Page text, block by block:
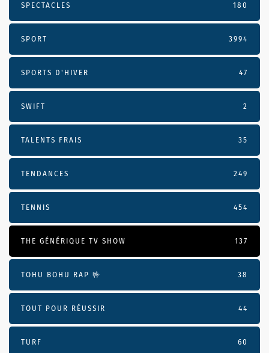
SPECTACLES 180
SPORT 3994
SPORTS D'HIVER 47
SWIFT 2
TALENTS FRAIS 35
TENDANCES 249
TENNIS 454
THE GÉNÉRIQUE TV SHOW 137
TOHU BOHU RAP 🤟 38
TOUT POUR RÉUSSIR 44
TURF 60